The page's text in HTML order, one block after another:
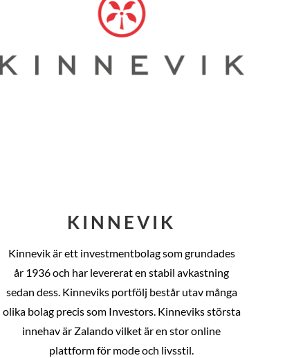
KINNEVIK
Kinnevik är ett investmentbolag som grundades
år 1936 och har levererat en stabil avkastning
sedan dess. Kinneviks portfölj består utav många
olika bolag precis som Investors. Kinneviks största
innehav är Zalando vilket är en stor online
plattform för mode och livsstil.